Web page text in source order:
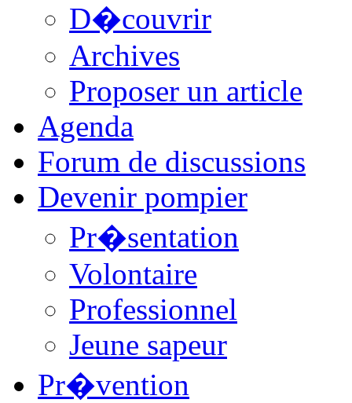
D�couvrir
Archives
Proposer un article
Agenda
Forum de discussions
Devenir pompier
Pr�sentation
Volontaire
Professionnel
Jeune sapeur
Pr�vention